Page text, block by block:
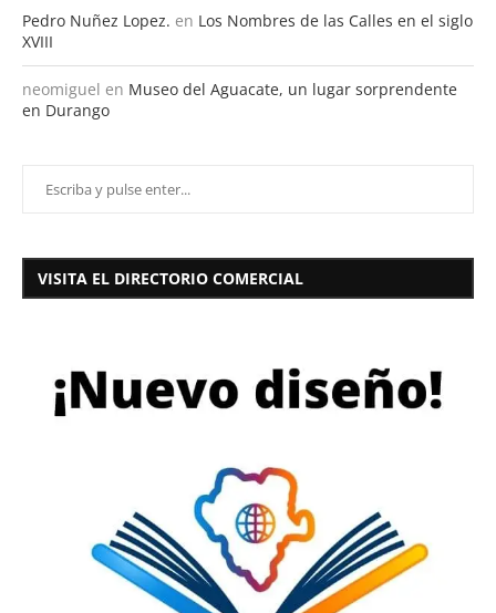
Pedro Nuñez Lopez. en Los Nombres de las Calles en el siglo
XVIII
neomiguel en Museo del Aguacate, un lugar sorprendente
en Durango
VISITA EL DIRECTORIO COMERCIAL